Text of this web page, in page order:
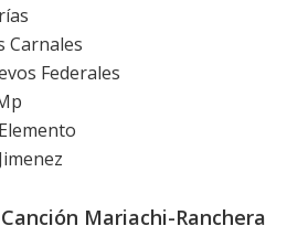
Carnales
Federales
Mariachi-Ranchera